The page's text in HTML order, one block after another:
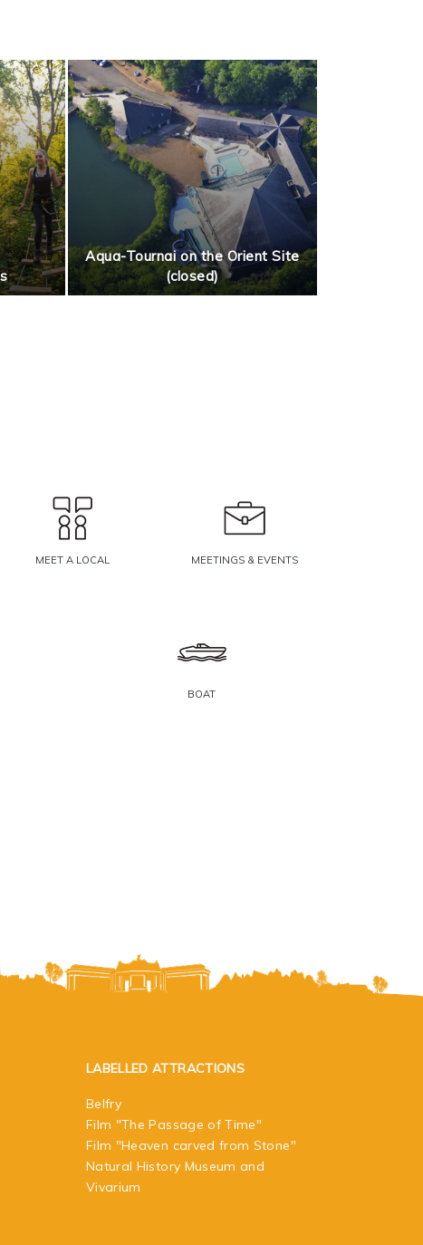
Aqua-Tournai on the Orient Site
(closed)
MEET A LOCAL MEETINGS & EVENTS
BOAT
LABELLED ATTRACTIONS
Belfry
Film "The Passage of Time"
Film "Heaven carved from Stone"
Natural History Museum and
Vivarium